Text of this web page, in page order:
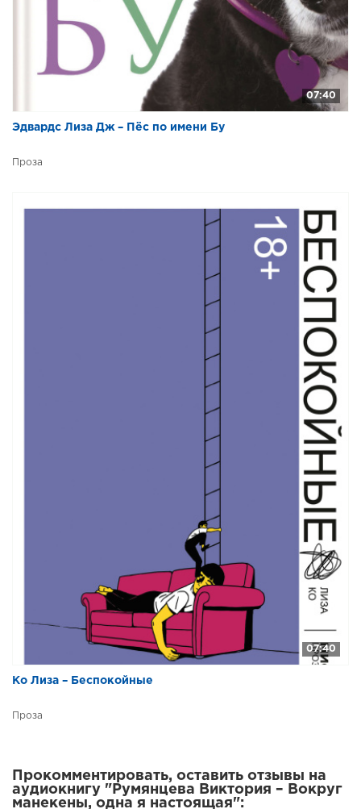
07:40
Эдвардс Лиза Дж – Пёс по имени Бу
Проза
07:40
Ко Лиза – Беспокойные
Проза
Прокомментировать, оставить отзывы на
аудиокнигу "Румянцева Виктория – Вокруг
манекены, одна я настоящая":